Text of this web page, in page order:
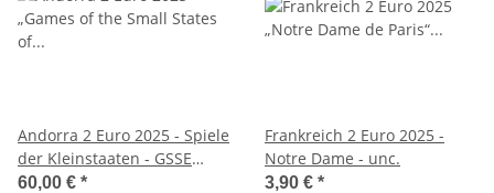
Andorra 2 Euro 2025 - Spiele
der Kleinstaaten - GSSE
2025 - PP
60,00 € *
Frankreich 2 Euro 2025 -
Notre Dame - unc.
3,90 € *